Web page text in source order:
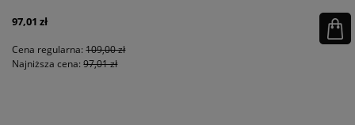
97,01 zł
Cena regularna:109,00 zł
Najniższa cena:97,01 zł